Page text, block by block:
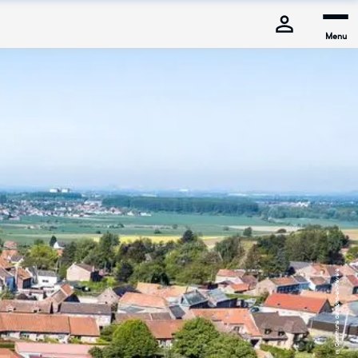
Menu
© Commune de Mons-en-Pévèle